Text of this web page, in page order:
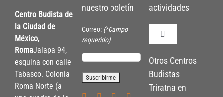
Centro Budista de
la Ciudad de
México,
RomaJalapa 94,
esquina con calle
Tabasco. Colonia
Roma Norte (a
nuestro boletín
Correo: (*Campo
requerido)
actividades
Toggle
Políticas de
Políticas Internas
Otros Centros
Budistas
Triratna en